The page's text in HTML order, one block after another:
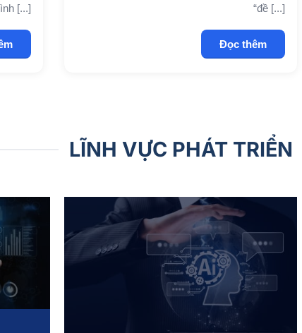
[...]
“đề [...]
Đọc thêm
LĨNH VỰC PHÁT TRIỂN